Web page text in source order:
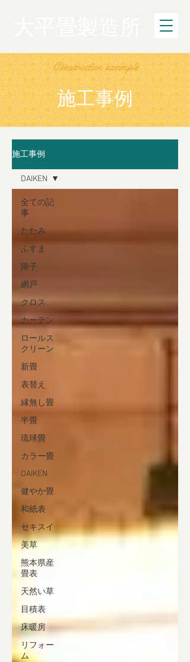
Construction example
施工事例
施工事例
全ての記
事
たたみ
ふすま
障子
網戸
クロス
カーテン
ロールス
クリーン
新畳
表替え
縁無し畳
半畳
琉球畳
カラー畳
DAIKEN
健やか畳
和紙表
セキスイ
美草
熊本県産
畳表
天然い草
目積表
床暖房
リフォー
ム
DAIKEN